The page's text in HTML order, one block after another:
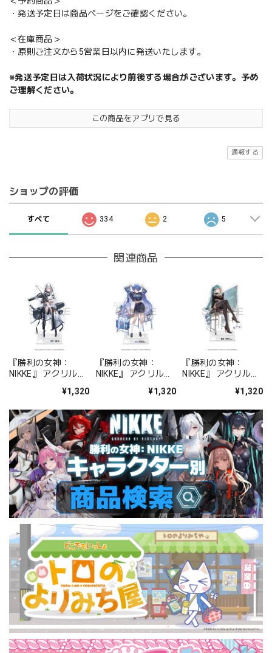
・発送予定日は商品ページをご確認ください。
＜在庫商品＞
・原則ご注文から5営業日以内に発送いたします。
※発送予定日は入荷状況により前後する場合がございます。予め
ご理解ください。
この商品をアプリで見る
通報する
ショップの評価
すべて 334 2 5
関連商品
『勝利の女神：
NIKKE』 アクリルス
¥1,320
『勝利の女神：
NIKKE』 アクリルス
ォーチュンメイト
¥1,320
『勝利の女神：
NIKKE』 アクリルス
シャープレッスン
¥1,320